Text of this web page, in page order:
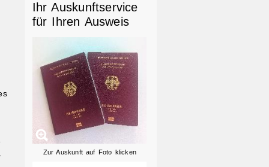
Ihr Auskunftservice
für Ihren Ausweis
Zur Auskunft auf Foto klicken